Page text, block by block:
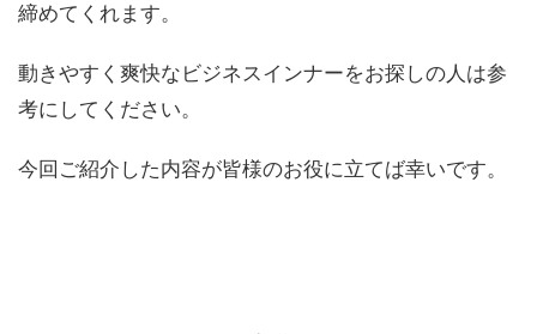
締めてくれます。
動きやすく爽快なビジネスインナーをお探しの人は参
考にしてください。
今回ご紹介した内容が皆様のお役に立てば幸いです。